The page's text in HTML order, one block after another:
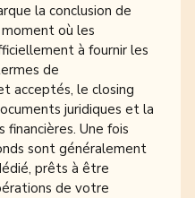
la conclusion de
où les
à fournir les
de
acceptés, le closing
juridiques et la
Une fois
sont généralement
prêts à être
de votre